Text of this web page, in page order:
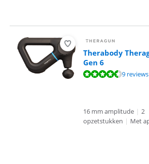
Therabody
Gen 6
Beoordeling is 9,0 van de 10, gebaseerd op 99 reviews
16 mm amplitude | 2
opzetstukken | Met